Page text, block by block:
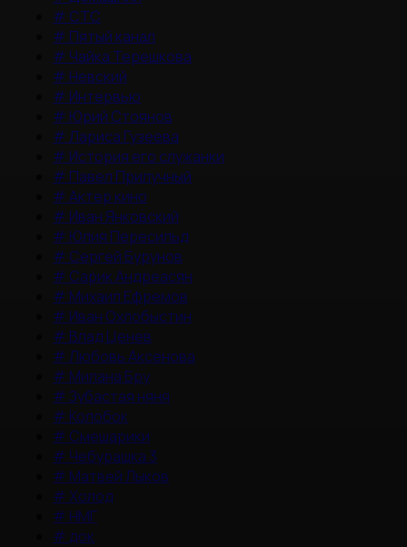
# СТС
# Пятый канал
# Чайка Терешкова
# Невский
# Интервью
# Юрий Стоянов
#Лариса Гузеева
# История его служанки
# Павел Прилучный
#Актер кино
# Иван Янковский
# Юлия Пересильд
# Сергей Бурунов
# Сарик Андреасян
# Михаил Ефремов
# Иван Охлобыстин
# Влад Ценев
#Любовь Аксенова
# Милана Бру
#Зубастая няня
# Колобок
# Смешарики
# Чебурашка 3
# Матвей Лыков
#Холод
# НМГ
# док